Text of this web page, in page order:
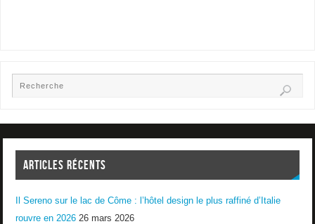
ARTICLES RÉCENTS
Il Sereno sur le lac de Côme : l’hôtel design le plus raffiné d’Italie
rouvre en 2026 26 mars 2026